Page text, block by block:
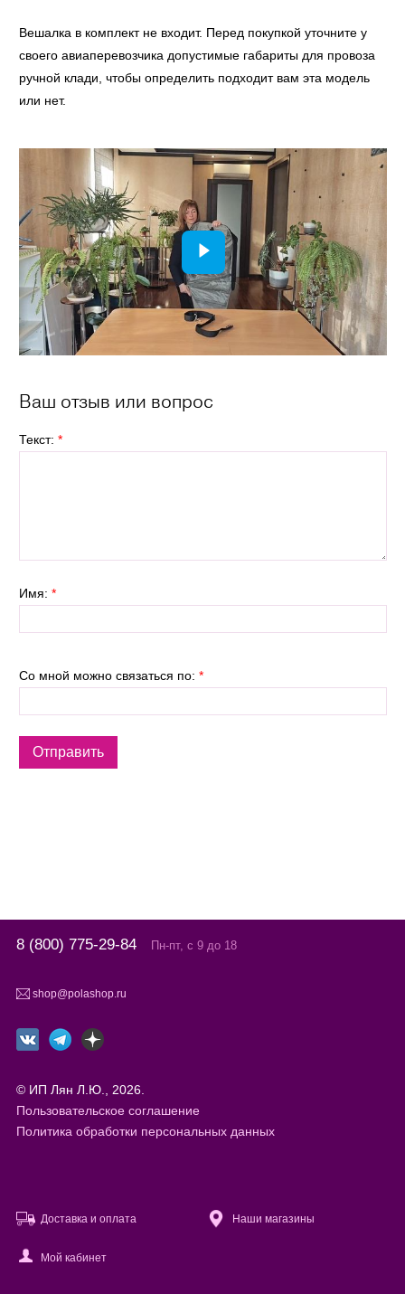
Вешалка в комплект не входит. Перед покупкой уточните у
своего авиаперевозчика допустимые габариты для провоза
ручной клади, чтобы определить подходит вам эта модель
или нет.
Ваш отзыв или вопрос
Текст: *
Имя: *
Со мной можно связаться по: *
8 (800) 775-29-84 Пн-пт, с 9 до 18
shop@polashop.ru
© ИП Лян Л.Ю., 2026.
Пользовательское соглашение
Политика обработки персональных данных
Доставка и оплата Наши магазины
Мой кабинет